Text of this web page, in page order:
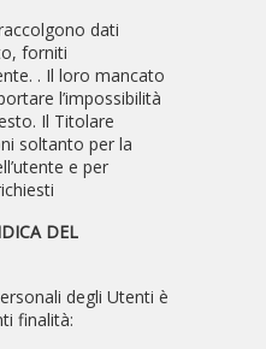
dati
forniti
. Il loro mancato
l’impossibilità
Il Titolare
soltanto per la
e per
DEL
degli Utenti è
finalità: